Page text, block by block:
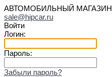
АВТОМОБИЛЬНЫЙ МАГАЗИН
sale@hipcar.ru
Войти
Логин:
Пароль:
Забыли пароль?